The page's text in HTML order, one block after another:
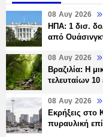
08 Αυγ 2026
ΗΠΑ: 1 δισ.
από
08 Αυγ 2026
Βραζιλία: Η
τελευταίων 10
08 Αυγ 2026
Εκρήξεις στο
πυραυλική